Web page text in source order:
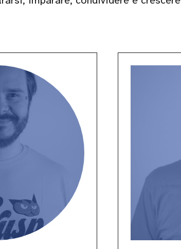
Londero